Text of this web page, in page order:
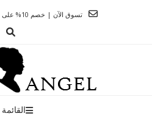
تسوق الآن | خصم 10% على جميع المنتجات
القائمة